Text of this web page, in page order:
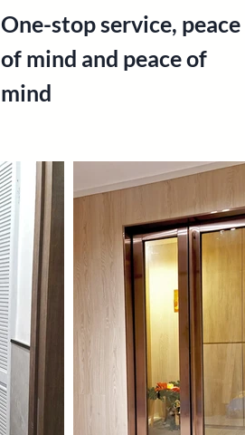
​One-stop service, peace
of mind and peace of
mind